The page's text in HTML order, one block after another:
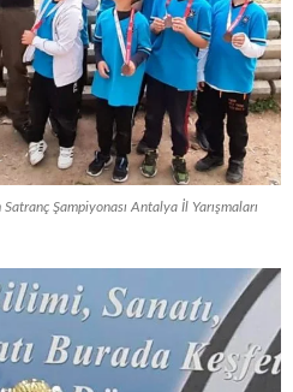
Şampiyonası Antalya İl Yarışmaları